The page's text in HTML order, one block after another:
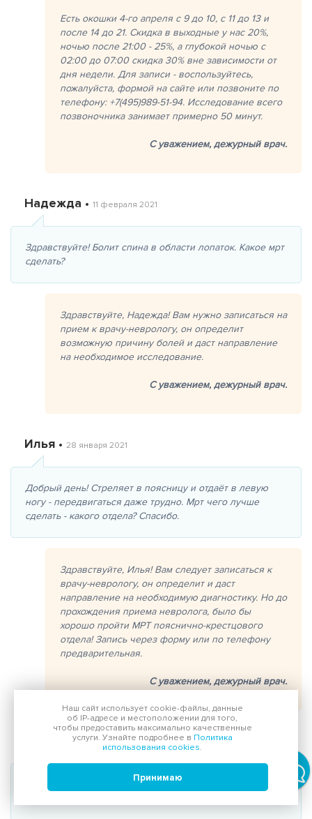
Есть окошки 4-го апреля с 9 до 10, с 11 до 13 и
после 14 до 21. Скидка в выходные у нас 20%,
ночью после 21:00 - 25%, а глубокой ночью с
02:00 до 07:00 скидка 30% вне зависимости от
дня недели. Для записи - воспользуйтесь,
пожалуйста, формой на сайте или позвоните по
телефону: +7(495)989-51-94. Исследование всего
позвоночника занимает примерно 50 минут.
С уважением, дежурный врач.
Надежда • 11 февраля 2021
Здравствуйте! Болит спина в области лопаток. Какое мрт
сделать?
Здравствуйте, Надежда! Вам нужно записаться на
прием к врачу-неврологу, он определит
возможную причину болей и даст направление
на необходимое исследование.
С уважением, дежурный врач.
Илья • 28 января 2021
Добрый день! Стреляет в поясницу и отдаёт в левую
ногу - передвигаться даже трудно. Мрт чего лучше
сделать - какого отдела? Спасибо.
Здравствуйте, Илья! Вам следует записаться к
врачу-неврологу, он определит и даст
направление на необходимую диагностику. Но до
прохождения приема невролога, было бы
хорошо пройти МРТ пояснично-крестцового
отдела! Запись через форму или по телефону
предварительная.
С уважением,дежурный врач.
01 декабря 2020
Здравствуйте, я хочу знать сколько стоит томография
Наш сайт использует cookie-файлы, данные
об IP-адресе и местоположении для того,
чтобы предоставить максимально качественные
услуги. Узнайте подробнее в Политика
использования cookies.
Принимаю